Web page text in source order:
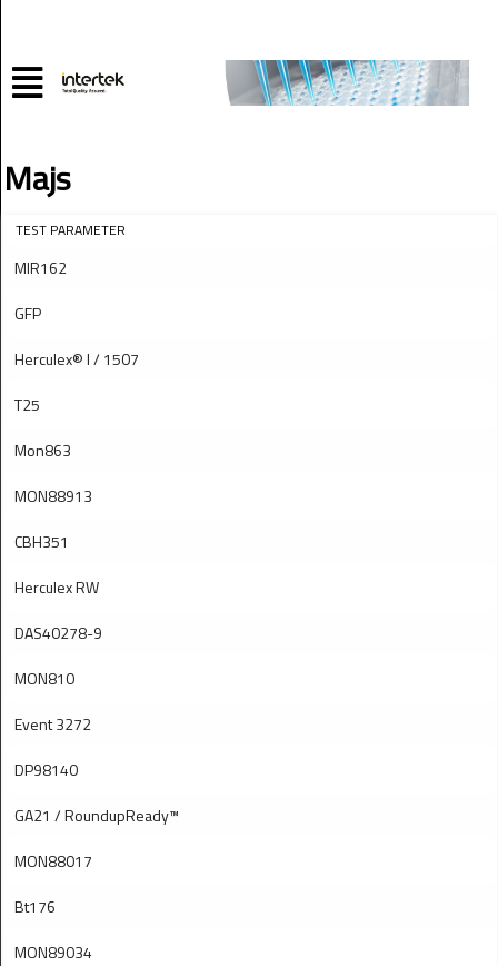
Majs
TEST PARAMETER
MIR162
GFP
Herculex® I / 1507
T25
Mon863
MON88913
CBH351
Herculex RW
DAS40278-9
MON810
Event 3272
DP98140
GA21 / RoundupReady™
MON88017
Bt176
MON89034